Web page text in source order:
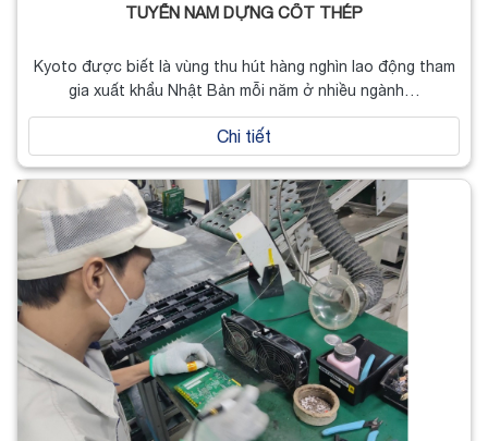
TUYỂN NAM DỰNG CỐT THÉP
Kyoto được biết là vùng thu hút hàng nghìn lao động tham
gia xuất khẩu Nhật Bản mỗi năm ở nhiều ngành…
Chi tiết